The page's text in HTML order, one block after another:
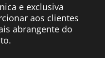
e exclusiva
aos clientes
abrangente do